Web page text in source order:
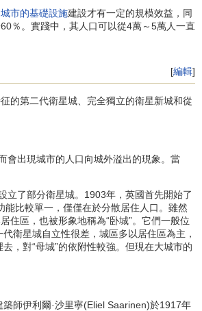
城市的基礎設施建設才有一定的規模效益，同
％。實踐中，其人口可以從4萬～5萬人一直
[編輯]
的第二代衛星城、完全獨立的衛星新城和從
會出現城市的人口向城外溢出的現象。當
立了部分衛星城。1903年，英國首先開始了
比較單一，僅僅在於分散居住人口。雖然
住區，也被形象地稱為“卧城”。它們一般位
衛星城自立性很差，城區多以居住區為主，
，對“母城”的依附性較強。但現在大城市的
師伊利爾·沙里寧(Eliel Saarinen)於1917年